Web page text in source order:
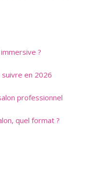
?
en 2026
professionnel
quel format ?